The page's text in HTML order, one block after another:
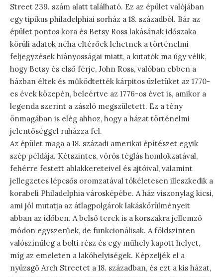
Street 239. szám alatt található. Ez az épület valójában
egy tipikus philadelphiai sorház a 18. századból. Bár az
épület pontos kora és Betsy Ross lakásának időszaka
körüli adatok néha eltérőek lehetnek a történelmi
feljegyzések hiányosságai miatt, a kutatók ma úgy vélik,
hogy Betsy és első férje, John Ross, valóban ebben a
házban éltek és működtették kárpitos üzletüket az 1770-
es évek közepén, beleértve az 1776-os évet is, amikor a
legenda szerint a zászló megszületett. Ez a tény
önmagában is elég ahhoz, hogy a házat történelmi
jelentőséggel ruházza fel.
Az épület maga a 18. századi amerikai építészet egyik
szép példája. Kétszintes, vörös téglás homlokzatával,
fehérre festett ablakkereteivel és ajtóival, valamint
jellegzetes lépcsős oromzatával tökéletesen illeszkedik a
korabeli Philadelphia városképébe. A ház viszonylag kicsi,
ami jól mutatja az átlagpolgárok lakáskörülményeit
abban az időben. A belső terek is a korszakra jellemző
módon egyszerűek, de funkcionálisak. A földszinten
valószínűleg a bolti rész és egy műhely kapott helyet,
míg az emeleten a lakóhelyiségek. Képzeljék el a
nyüzsgő Arch Streetet a 18. században, és ezt a kis házat,